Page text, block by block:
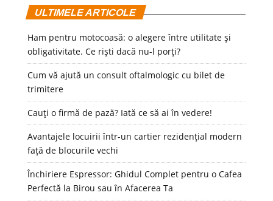
ULTIMELE ARTICOLE
Ham pentru motocoasă: o alegere între utilitate și
obligativitate. Ce riști dacă nu-l porți?
Cum vă ajută un consult oftalmologic cu bilet de
trimitere
Cauți o firmă de pază? Iată ce să ai în vedere!
Avantajele locuirii într-un cartier rezidențial modern
față de blocurile vechi
Închiriere Espressor: Ghidul Complet pentru o Cafea
Perfectă la Birou sau în Afacerea Ta